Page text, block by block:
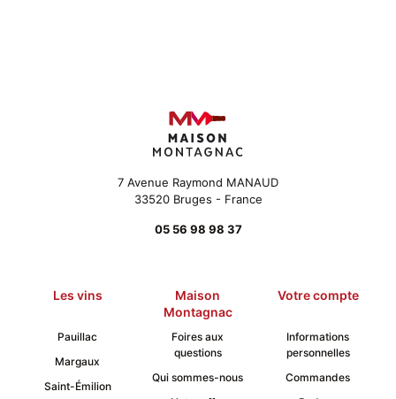
7 Avenue Raymond MANAUD
33520 Bruges - France
05 56 98 98 37
Les vins
Maison
Montagnac
Votre compte
Pauillac
Margaux
Saint-Émilion
Foires aux
questions
Qui sommes-nous
Informations
personnelles
Commandes